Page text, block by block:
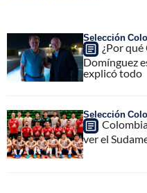
Selección
¿Por
Domínguez
explicó todo
Selección
ver el